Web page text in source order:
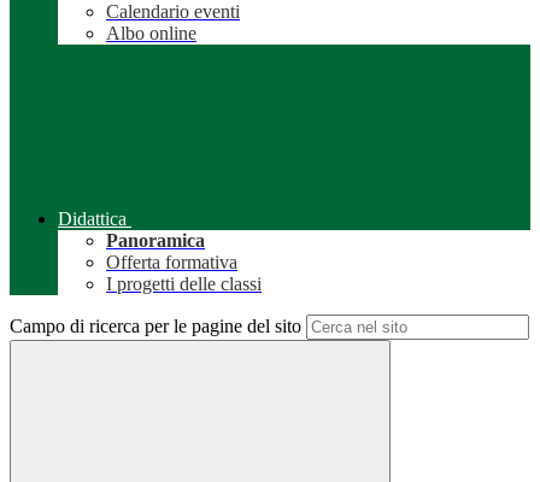
Calendario eventi
Albo online
Didattica
Panoramica
Offerta formativa
I progetti delle classi
Campo di ricerca per le pagine del sito